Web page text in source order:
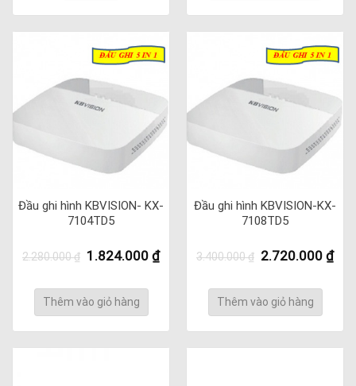
Đầu ghi hình KBVISION- KX-
7104TD5
2.280.000₫ Giá
2.280.000 ₫.
1.824.000₫Giá
hiện
1.824.000 ₫.
Thêm vào giỏ hàng
Đầu ghi hình KBVISION-KX-
7108TD5
3.400.000₫ Giá
3.400.000 ₫.
2.720.000₫Giá
Thêm vào giỏ hàng